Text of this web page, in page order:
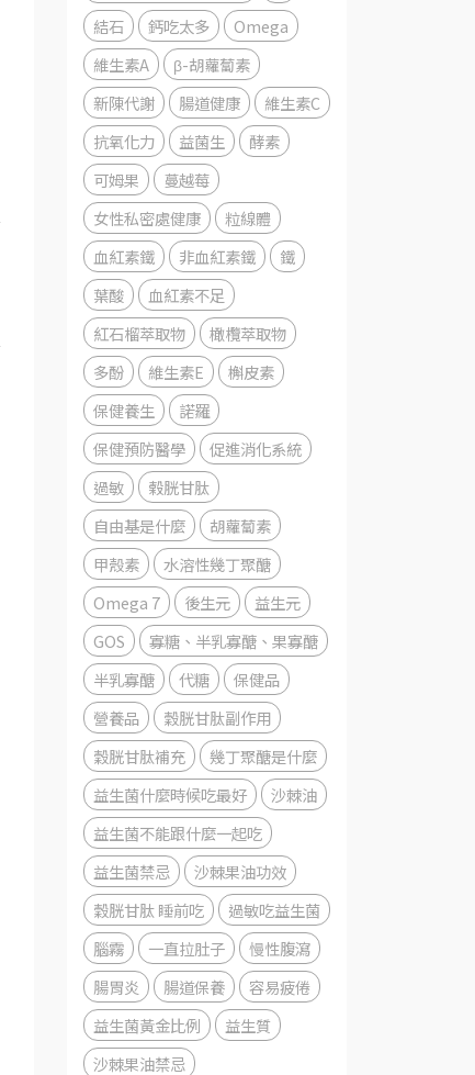
結石
鈣吃太多
Omega
維生素A
β-胡蘿蔔素
新陳代謝
腸道健康
維生素C
抗氧化力
益菌生
酵素
可姆果
蔓越莓
女性私密處健康
粒線體
血紅素鐵
非血紅素鐵
鐵
葉酸
血紅素不足
紅石榴萃取物
橄欖萃取物
多酚
維生素E
槲皮素
保健養生
諾羅
保健預防醫學
促進消化系統
過敏
榖胱甘肽
自由基是什麼
胡蘿蔔素
甲殼素
水溶性幾丁聚醣
Omega 7
後生元
益生元
GOS
寡糖、半乳寡醣、果寡醣
半乳寡醣
代糖
保健品
營養品
穀胱甘肽副作用
穀胱甘肽補充
幾丁聚醣是什麼
益生菌什麼時候吃最好
沙棘油
益生菌不能跟什麼一起吃
益生菌禁忌
沙棘果油功效
穀胱甘肽 睡前吃
過敏吃益生菌
腦霧
一直拉肚子
慢性腹瀉
腸胃炎
腸道保養
容易疲倦
益生菌黃金比例
益生質
沙棘果油禁忌